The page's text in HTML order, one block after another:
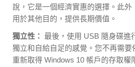
說，它是一個經濟實惠的選擇。此外
用於其他目的，提供長期價值。
獨立性：
最後，使用 USB 隨身碟進
獨立和自給自足的感覺。您不再需要
重新取得 Windows 10 帳戶的存取權